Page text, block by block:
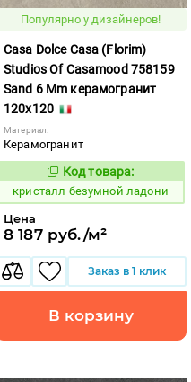
Популярно у дизайнеров!
Casa Dolce Casa (Florim)
Studios Of Casamood 758159
Sand 6 Mm керамогранит
120x120
Материал:
Керамогранит
827292
Код товара:
кристалл безумной ладони
Цена
8 187 руб./м²
Заказ в 1 клик
В корзину